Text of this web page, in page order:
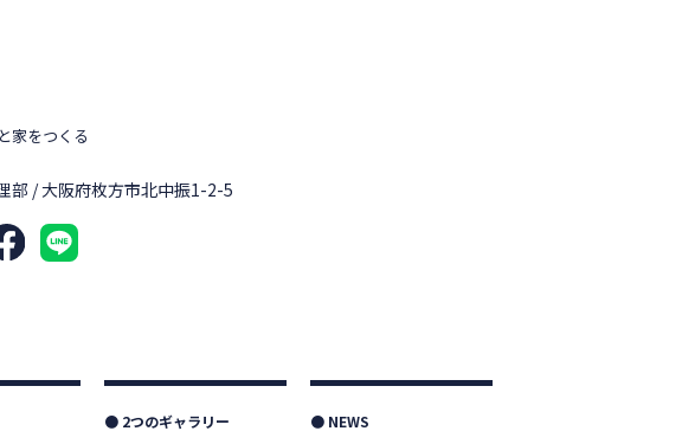
家をつくる
部 / 大阪府枚方市北中振1-2-5
● 2つのギャラリー ● NEWS